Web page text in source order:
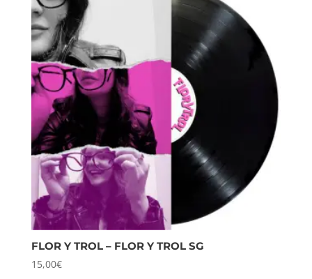
FLOR Y TROL – FLOR Y TROL SG
15,00€